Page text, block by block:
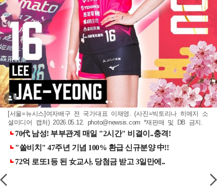
[서울=뉴시스]여자배구 전 국가대표 이재영. (사진=빅토리나 히메지 소
셜미디어 캡처) 2026.05.12. photo@newsis.com *재판매 및 DB 금지.